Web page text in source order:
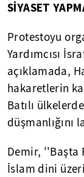
SİYASET
Protestoyu
Yardımcısı
açıklamada,
hakaretlerin
Batılı
Demir, ''Başta
İslam dini